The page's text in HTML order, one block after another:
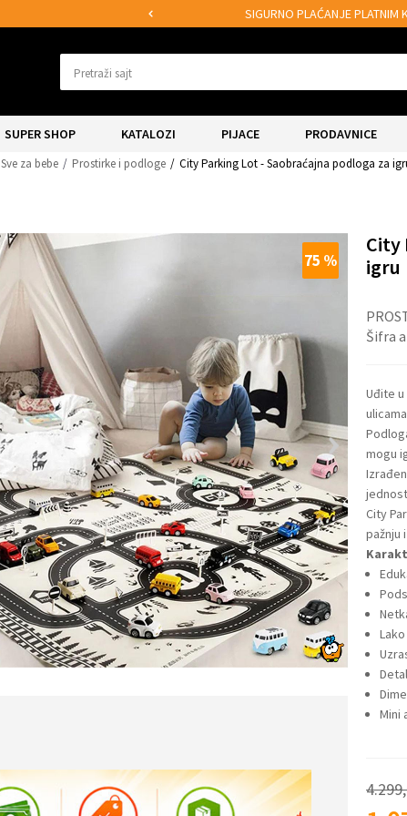
SIGURNO PLAĆANJE PLATNIM KARTICAMA!
Pretraži sajt
SUPER SHOP KATALOZI PIJACE PRODAVNICE
Sve za bebe Prostirke i podloge City Parking Lot - Saobraćajna podloga za
75 %
City
igru
Šifra
Uđite
mogu
City
pažnju
Mini